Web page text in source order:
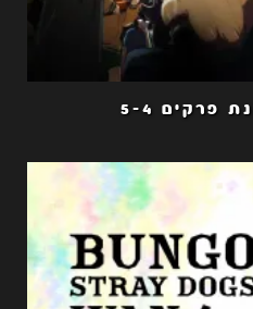
פרקים 5-4